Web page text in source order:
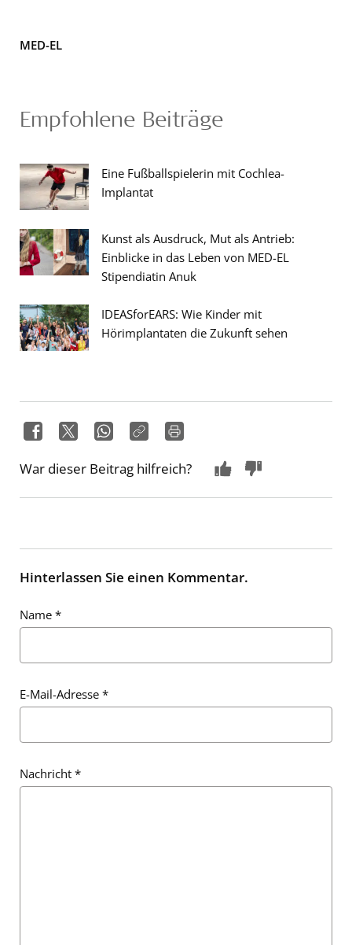
MED-EL
Empfohlene Beiträge
Eine Fußballspielerin mit Cochlea-
Implantat
Kunst als Ausdruck, Mut als Antrieb:
Einblicke in das Leben von MED-EL
Stipendiatin Anuk
IDEASforEARS: Wie Kinder mit
Hörimplantaten die Zukunft sehen
War dieser Beitrag hilfreich?
Hinterlassen Sie einen Kommentar.
Name *
E-Mail-Adresse *
Nachricht *